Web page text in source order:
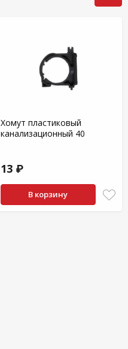
Хомут пластиковый
канализационный 40
13 ₽
В корзину